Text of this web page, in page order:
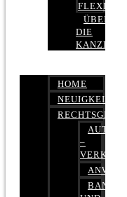
FLEXIBEL
ÜBER
DIE
KANZLEI
HOME
NEUIGKEITEN
–
BANK-